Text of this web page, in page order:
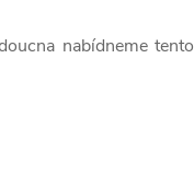
nabídneme